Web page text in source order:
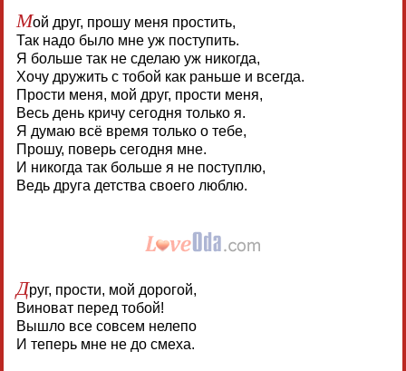
Мой друг, прошу меня простить,
Так надо было мне уж поступить.
Я больше так не сделаю уж никогда,
Хочу дружить с тобой как раньше и всегда.
Прости меня, мой друг, прости меня,
Весь день кричу сегодня только я.
Я думаю всё время только о тебе,
Прошу, поверь сегодня мне.
И никогда так больше я не поступлю,
Ведь друга детства своего люблю.
Друг, прости, мой дорогой,
Виноват перед тобой!
Вышло все совсем нелепо
И теперь мне не до смеха.